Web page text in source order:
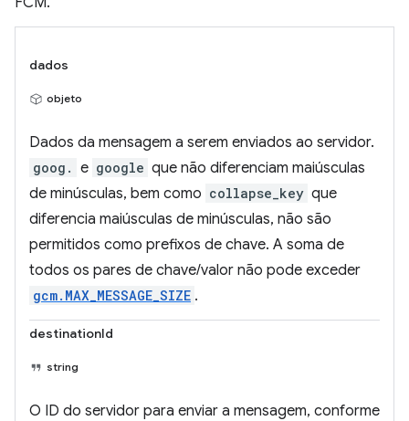
dados
objeto
Dados da mensagem a serem enviados ao servidor.
goog. e google que não diferenciam maiúsculas
de minúsculas, bem como collapse_key que
diferencia maiúsculas de minúsculas, não são
permitidos como prefixos de chave. A soma de
todos os pares de chave/valor não pode exceder
gcm.MAX_MESSAGE_SIZE .
destinationId
string
O ID do servidor para enviar a mensagem, conforme